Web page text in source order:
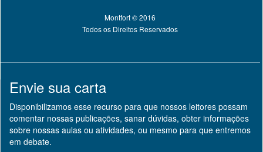
Montfort © 2016
Todos os Direitos Reservados
Envie sua carta
Disponibilizamos esse recurso para que nossos leitores possam
comentar nossas publicações, sanar dúvidas, obter informações
sobre nossas aulas ou atividades, ou mesmo para que entremos
em debate.